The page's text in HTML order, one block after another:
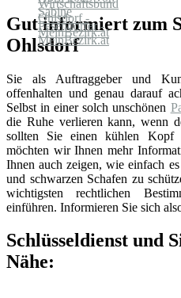
Gut informiert zum
Ohlsdorf
Sie als Auftraggeber und
offenhalten und genau darauf
Selbst in einer solch unschönen
die Ruhe verlieren kann, wenn
sollten Sie einen kühlen Kopf
möchten wir Ihnen mehr
Ihnen auch zeigen, wie einfach
und schwarzen Schafen zu
wichtigsten rechtlichen
einführen. Informieren Sie sich
Schlüsseldienst und
Nähe: